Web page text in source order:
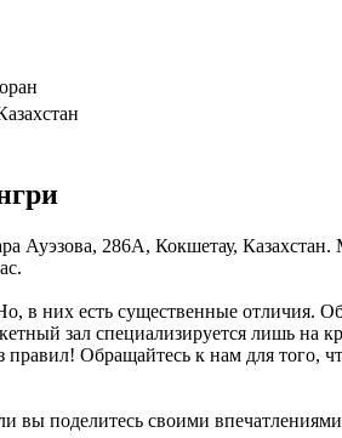
Ауэзова, 286А, Кокшетау,
в них есть существенные отличия.
зал специализируется лишь на
Обращайтесь к нам для того,
поделитесь своими впечатлениями